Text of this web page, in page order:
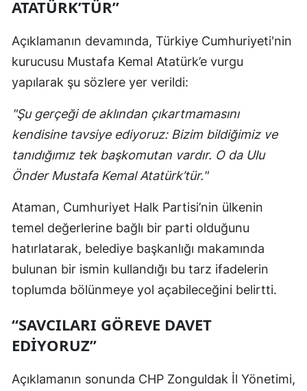
ATATÜRK’TÜR”
Açıklamanın devamında, Türkiye Cumhuriyeti'nin
kurucusu Mustafa Kemal Atatürk’e vurgu
yapılarak şu sözlere yer verildi:
"Şu gerçeği de aklından çıkartmamasını
kendisine tavsiye ediyoruz: Bizim bildiğimiz ve
tanıdığımız tek başkomutan vardır. O da Ulu
Önder Mustafa Kemal Atatürk’tür."
Ataman, Cumhuriyet Halk Partisi’nin ülkenin
temel değerlerine bağlı bir parti olduğunu
hatırlatarak, belediye başkanlığı makamında
bulunan bir ismin kullandığı bu tarz ifadelerin
toplumda bölünmeye yol açabileceğini belirtti.
“SAVCILARI GÖREVE DAVET
EDİYORUZ”
Açıklamanın sonunda CHP Zonguldak İl Yönetimi,